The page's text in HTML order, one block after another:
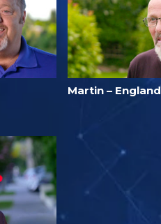
Martin – England